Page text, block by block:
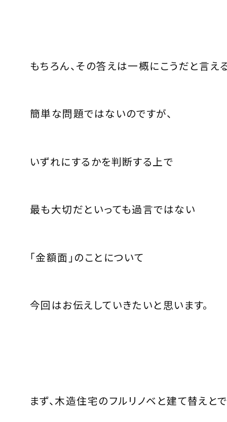
もちろん、その答えは一概にこうだと言え
簡単な問題ではないのですが、
いずれにするかを判断する上で
最も大切だといっても過言ではない
「金額面」のことについて
今回はお伝えしていきたいと思います。
まず、木造住宅のフルリノベと建て替えとで